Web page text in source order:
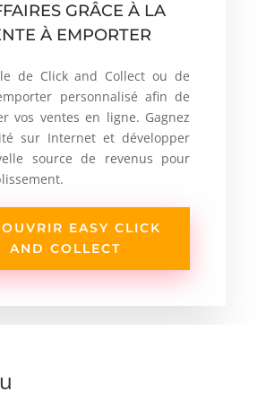
GRÂCE À LA
À EMPORTER
de Click and Collect ou de
personnalisé afin de
vos ventes en ligne. Gagnez
sur Internet et développer
source de revenus pour
EASY CLICK
AND COLLECT